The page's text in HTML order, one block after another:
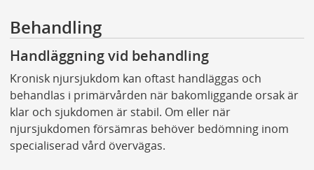
Behandling
Handläggning vid behandling
Kronisk njursjukdom kan oftast handläggas och
behandlas i primärvården när bakomliggande orsak är
klar och sjukdomen är stabil. Om eller när
njursjukdomen försämras behöver bedömning inom
specialiserad vård övervägas.